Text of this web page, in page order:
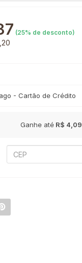
(25% de desconto)
- Cartão de Crédito
Ganhe até R$ 4,09